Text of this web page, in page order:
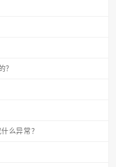
？
么异常？